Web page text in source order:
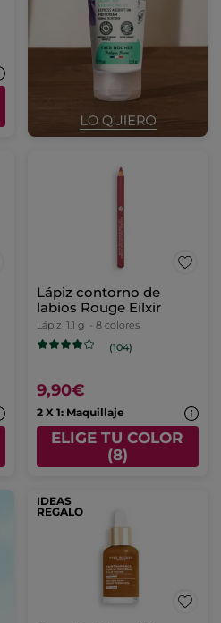
Lápiz contorno de
labios Rouge Eilxir
Lápiz 1.1 g - 8 colores
(104)
9,90€
2 X 1: Maquillaje
ELIGE TU COLOR
(8)
IDEAS
REGALO